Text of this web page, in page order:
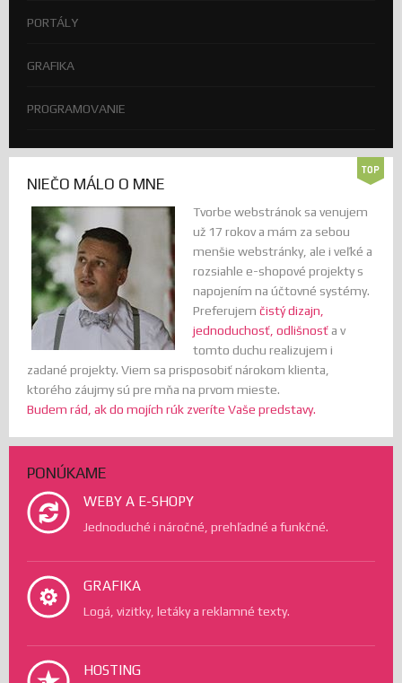
PORTÁLY
GRAFIKA
PROGRAMOVANIE
NIEČO MÁLO O MNE
Tvorbe webstránok sa venujem
už 17 rokov a mám za sebou
menšie webstránky, ale i veľké a
rozsiahle e-shopové projekty s
napojením na účtovné systémy.
Preferujem čistý dizajn,
jednoduchosť, odlišnosť a v
tomto duchu realizujem i
zadané projekty. Viem sa prisposobiť nárokom klienta,
ktorého záujmy sú pre mňa na prvom mieste.
Budem rád, ak do mojích rúk zveríte Vaše predstavy.
PONÚKAME
WEBY A E-SHOPY
Jednoduché i náročné, prehľadné a funkčné.
GRAFIKA
Logá, vizitky, letáky a reklamné texty.
HOSTING